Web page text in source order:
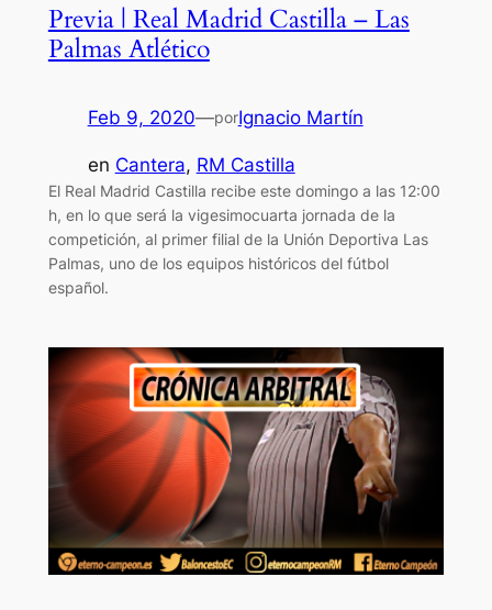
Previa | Real Madrid Castilla – Las
Palmas Atlético
Feb 9, 2020—porIgnacio Martín
en Cantera, RM Castilla
El Real Madrid Castilla recibe este domingo a las 12:00
h, en lo que será la vigesimocuarta jornada de la
competición, al primer filial de la Unión Deportiva Las
Palmas, uno de los equipos históricos del fútbol
español.